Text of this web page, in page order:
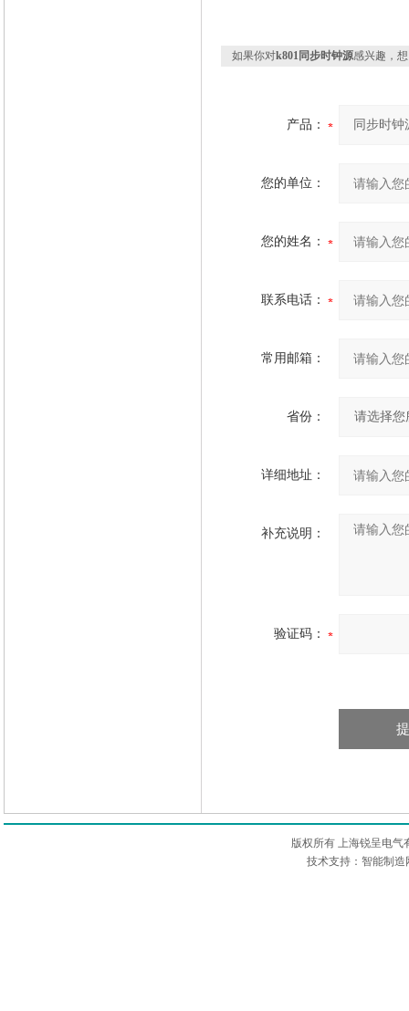
如果你对k801同步时钟源感兴趣，
产品：
您的单位：
您的姓名：
联系电话：
常用邮箱：
省份：
详细地址：
补充说明：
验证码：
版权所有 上海锐呈电气
技术支持：智能制造